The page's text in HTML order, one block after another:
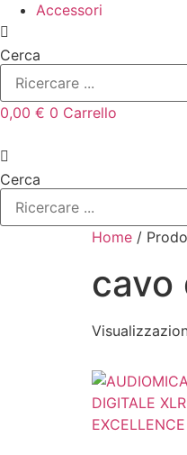
Accessori
Cerca
0,00 € 0 Carrello
Cerca
Home /
cavo